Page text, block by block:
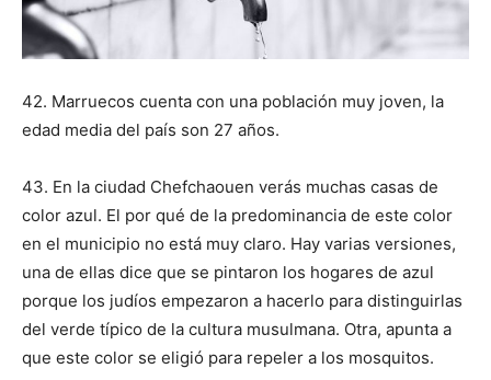
42. Marruecos cuenta con una población muy joven, la
edad media del país son 27 años.
43. En la ciudad Chefchaouen verás muchas casas de
color azul. El por qué de la predominancia de este color
en el municipio no está muy claro. Hay varias versiones,
una de ellas dice que se pintaron los hogares de azul
porque los judíos empezaron a hacerlo para distinguirlas
del verde típico de la cultura musulmana. Otra, apunta a
que este color se eligió para repeler a los mosquitos.